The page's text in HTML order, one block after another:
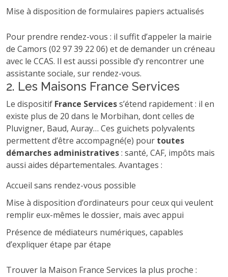
Mise à disposition de formulaires papiers actualisés
Pour prendre rendez-vous : il suffit d’appeler la mairie
de Camors (02 97 39 22 06) et de demander un créneau
avec le CCAS. Il est aussi possible d’y rencontrer une
assistante sociale, sur rendez-vous.
2. Les Maisons France Services
Le dispositif France Servicess’étend rapidement : il en
existe plus de 20 dans le Morbihan, dont celles de
Pluvigner, Baud, Auray… Ces guichets polyvalents
permettent d’être accompagné(e) pour toutes
démarches administratives: santé, CAF, impôts mais
aussi aides départementales. Avantages :
Accueil sans rendez-vous possible
Mise à disposition d’ordinateurs pour ceux qui veulent
remplir eux-mêmes le dossier, mais avec appui
Présence de médiateurs numériques, capables
d’expliquer étape par étape
Trouver la Maison France Services la plus proche :